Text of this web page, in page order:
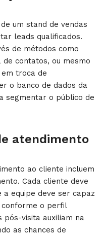
um stand de vendas
leads qualificados.
de métodos como
contatos, ou mesmo
troca de
o banco de dados da
segmentar o público de
atendimento
ao cliente incluem
Cada cliente deve
equipe deve ser capaz
o perfil
pós-visita auxiliam na
as chances de